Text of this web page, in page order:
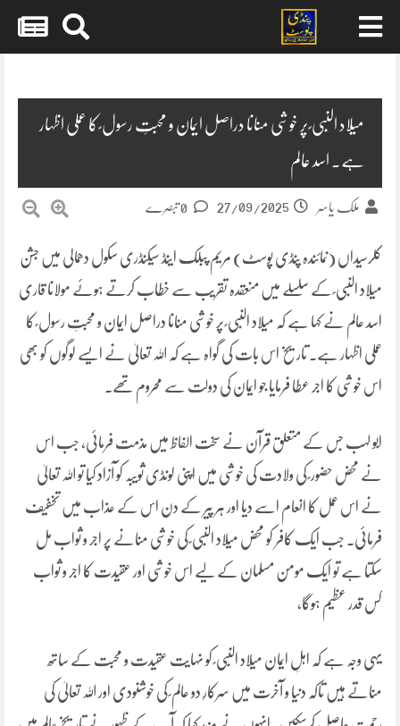
میلاد النبی ؐ پر خوشی منانا دراصل ایمان و محبتِ رسول ؐ کا عملی اظہار
ہے۔ اسد عالم
ملک یاسر 27/09/2025
کلرسیداں (نمائندہ پنڈی پوسٹ) مریم پبلک اینڈ سیکنڈری سکول دھمالی میں جشن
میلاد النبی ؐ کے سلسلے میں منعقدہ تقریب سے خطاب کرتے ہوئے مولانا قاری
اسد عالم نے کہا ہے کہ میلاد النبی ؐ پر خوشی منانا دراصل ایمان و محبتِ رسول ؐ کا
عملی اظہار ہے۔ تاریخ اس بات کی گواہ ہے کہ اللہ تعالیٰ نے ایسے لوگوں کو بھی
اس خوشی کا اجر عطا فرمایا جو ایمان کی دولت سے محروم تھے۔
ابو لہب جس کے متعلق قرآن نے سخت الفاظ میں مذمت فرمائی، جب اس
نے محض حضور ؐ کی ولادت کی خوشی میں اپنی لونڈی ثویبہ کو آزاد کیا تو اللہ تعالیٰ
نے اس عمل کا انعام اسے دیا اور ہر پیر کے دن اس کے عذاب میں تخفیف
فرمائی۔ جب ایک کافر کو محض میلاد النبی ؐ کی خوشی منانے پر اجر و ثواب مل
سکتا ہے تو ایک مومن مسلمان کے لیے اس خوشی اور عقیدت کا اجر و ثواب
کس قدر عظیم ہوگا،
یہی وجہ ہے کہ اہلِ ایمان میلاد النبی ؐ کو نہایت عقیدت و محبت کے ساتھ
مناتے ہیں تاکہ دنیا و آخرت میں سرکارِ دو عالم ؐ کی خوشنودی اور اللہ تعالیٰ کی